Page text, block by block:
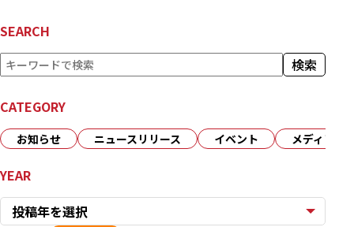
SEARCH
検
索 検索
CATEGORY
お知らせ ニュースリリース イベント メディア
YEAR
投稿年を選択